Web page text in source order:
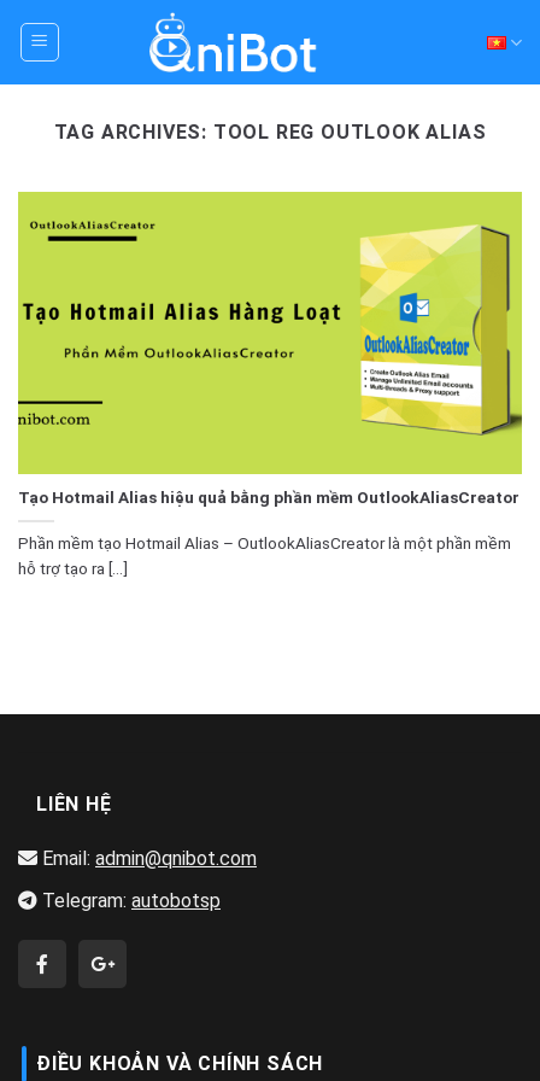
TAG ARCHIVES: TOOL REG OUTLOOK ALIAS
Tạo Hotmail Alias hiệu quả bằng phần mềm OutlookAliasCreator
Phần mềm tạo Hotmail Alias – OutlookAliasCreator là một phần mềm
hỗ trợ tạo ra [...]
LIÊN HỆ
Email: admin@qnibot.com
Telegram: autobotsp
ĐIỀU KHOẢN VÀ CHÍNH SÁCH